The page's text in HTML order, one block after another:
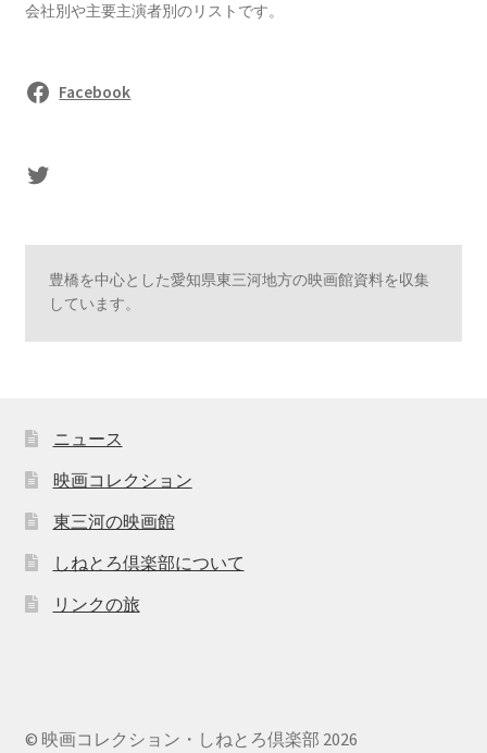
会社別や主要主演者別のリストです。
Facebook
sasaki's Twitter
豊橋を中心とした愛知県東三河地方の映画館資料を収集
しています。
ニュース
映画コレクション
東三河の映画館
しねとろ倶楽部について
リンクの旅
© 映画コレクション・しねとろ倶楽部 2026